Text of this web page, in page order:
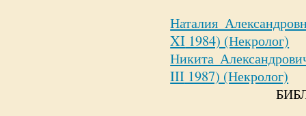
Наталия
XI 1984) (Некролог)
Никита
III 1987) (Некролог)